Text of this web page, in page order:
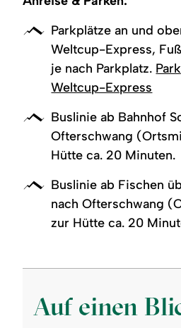
Parkplätze an und
Weltcup-Express,
je nach Parkplatz.
Weltcup-Express
Buslinie ab Bahnhof
Ofterschwang
Hütte ca. 20 Minuten.
Buslinie ab Fischen
nach Ofterschwang
zur Hütte ca. 20
Auf einen